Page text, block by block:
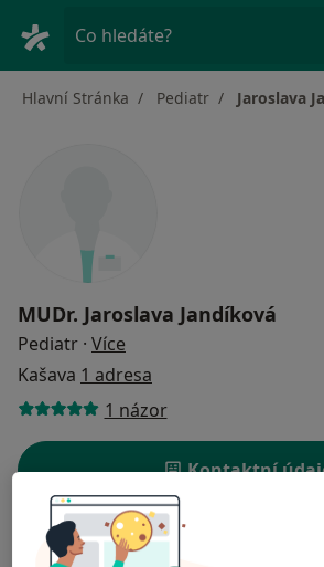
Co hledáte?
Hlavní Stránka Pediatr Jaroslava
MUDr. Jaroslava Jandíková
Pediatr · Více
Kašava 1 adresa
1 názor
Kontaktní
Rezervovat